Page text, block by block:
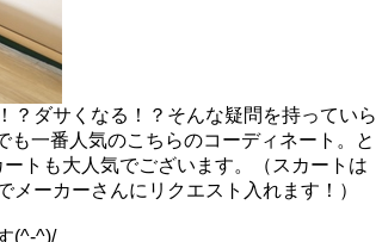
？ダサくなる！？そんな疑問を持っていら
一番人気のこちらのコーディネート。と
トも大人気でございます。（スカートは
ーカーさんにリクエスト入れます！）
(^-^)/